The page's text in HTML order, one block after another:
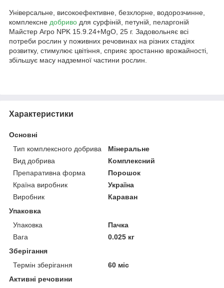
Універсальне, високоефективне, безхлорне, водорозчинне,
комплексне добриво для сурфіній, петуній, пеларгоній
Майстер Агро NPK 15.9.24+MgO, 25 г. Задовольняє всі
потреби рослин у поживних речовинах на різних стадіях
розвитку, стимулює цвітіння, сприяє зростанню врожайності,
збільшує масу надземної частини рослин.
Характеристики
Основні
Тип комплексного добрива
Мінеральне
Вид добрива
Комплексний
Препаративна форма
Порошок
Країна виробник
Україна
Виробник
Караван
Упаковка
Упаковка
Пачка
Вага
0.025 кг
Зберігання
Термін зберігання
60 міс
Активні речовини